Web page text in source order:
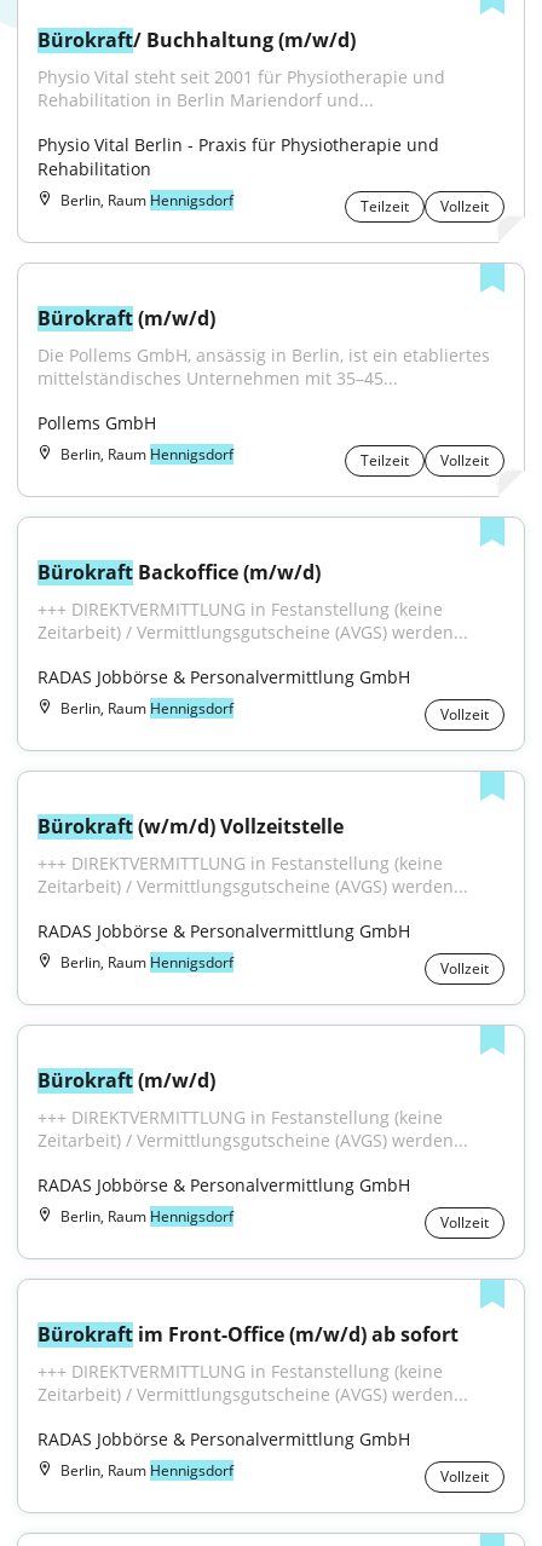
Bürokraft/ Buchhaltung (m/w/d)
Physio Vital steht seit 2001 für Physiotherapie und
Rehabilitation in Berlin Mariendorf und...
Physio Vital Berlin - Praxis für Physiotherapie und
Rehabilitation
Berlin, Raum Hennigsdorf Teilzeit Vollzeit
Bürokraft (m/w/d)
Die Pollems GmbH, ansässig in Berlin, ist ein etabliertes
mittelständisches Unternehmen mit 35–45...
Pollems GmbH
Berlin, Raum Hennigsdorf Teilzeit Vollzeit
Bürokraft Backoffice (m/w/d)
+++ DIREKTVERMITTLUNG in Festanstellung (keine
Zeitarbeit) / Vermittlungsgutscheine (AVGS) werden...
RADAS Jobbörse & Personalvermittlung GmbH
Berlin, Raum Hennigsdorf Vollzeit
Bürokraft (w/m/d) Vollzeitstelle
+++ DIREKTVERMITTLUNG in Festanstellung (keine
Zeitarbeit) / Vermittlungsgutscheine (AVGS) werden...
RADAS Jobbörse & Personalvermittlung GmbH
Berlin, Raum Hennigsdorf Vollzeit
Bürokraft (m/w/d)
+++ DIREKTVERMITTLUNG in Festanstellung (keine
Zeitarbeit) / Vermittlungsgutscheine (AVGS) werden...
RADAS Jobbörse & Personalvermittlung GmbH
Berlin, Raum Hennigsdorf Vollzeit
Bürokraft im Front-Office (m/w/d) ab sofort
+++ DIREKTVERMITTLUNG in Festanstellung (keine
Zeitarbeit) / Vermittlungsgutscheine (AVGS) werden...
RADAS Jobbörse & Personalvermittlung GmbH
Berlin, Raum Hennigsdorf Vollzeit